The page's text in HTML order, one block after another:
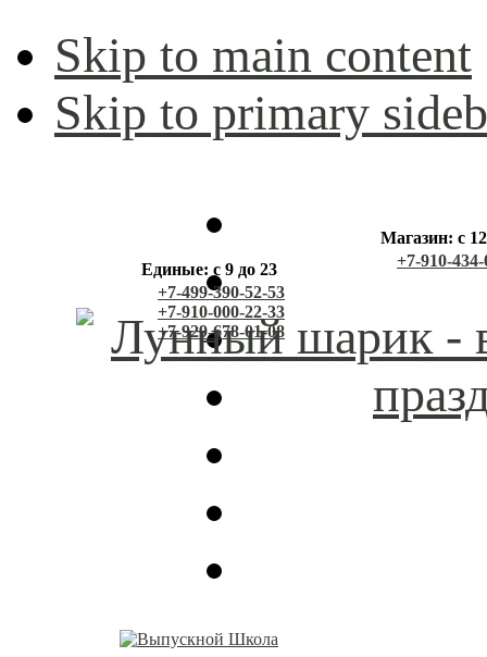
Skip to main content
Skip to primary
Единые: с 9 до 23
+7-499-390-52-53
+7-910-000-22-33
+7-929-678-01-08
Магазин: с
+7-910-